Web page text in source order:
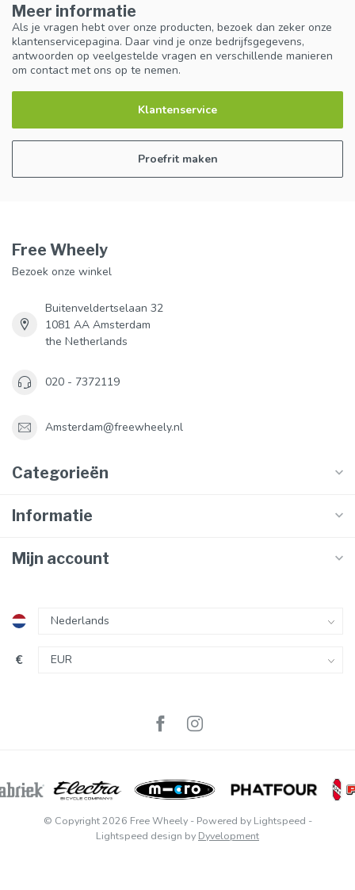
Meer informatie
Als je vragen hebt over onze producten, bezoek dan zeker onze
klantenservicepagina. Daar vind je onze bedrijfsgegevens,
antwoorden op veelgestelde vragen en verschillende manieren
om contact met ons op te nemen.
Klantenservice
Proefrit maken
Free Wheely
Bezoek onze winkel
Buitenveldertselaan 32
1081 AA Amsterdam
the Netherlands
020 - 7372119
Amsterdam@freewheely.nl
Categorieën
Informatie
Mijn account
€
© Copyright 2026 Free Wheely- Powered by Lightspeed -
Lightspeed design by Dyvelopment